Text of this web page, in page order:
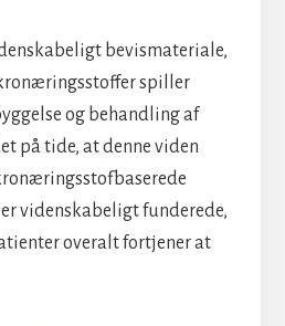
bevismateriale,
spiller
og behandling af
på tide, at denne viden
videnskabeligt funderede,
overalt fortjener at